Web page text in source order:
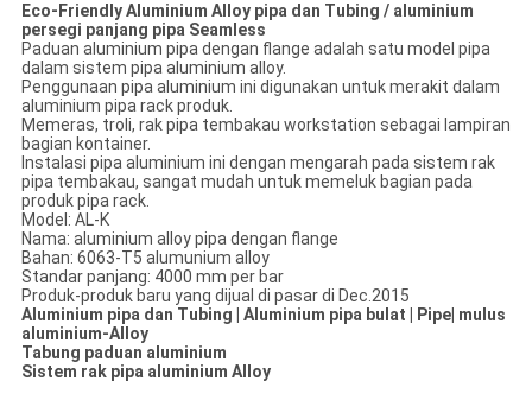
Eco-Friendly Aluminium Alloy pipa dan Tubing / aluminium
persegi panjang pipa Seamless
Paduan aluminium pipa dengan flange adalah satu model pipa
dalam sistem pipa aluminium alloy.
Penggunaan pipa aluminium ini digunakan untuk merakit dalam
aluminium pipa rack produk.
Memeras, troli, rak pipa tembakau workstation sebagai lampiran
bagian kontainer.
Instalasi pipa aluminium ini dengan mengarah pada sistem rak
pipa tembakau, sangat mudah untuk memeluk bagian pada
produk pipa rack.
Model: AL-K
Nama: aluminium alloy pipa dengan flange
Bahan: 6063-T5 alumunium alloy
Standar panjang: 4000 mm per bar
Produk-produk baru yang dijual di pasar di Dec.2015
Aluminium pipa dan Tubing | Aluminium pipa bulat | Pipe| mulus
aluminium-Alloy
Tabung paduan aluminium
Sistem rak pipa aluminium Alloy